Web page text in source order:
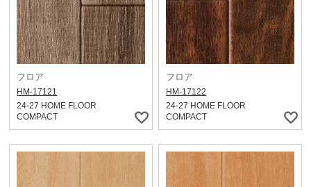
フロア
HM-17121
24-27 HOME FLOOR
COMPACT
フロア
HM-17122
24-27 HOME FLOOR
COMPACT